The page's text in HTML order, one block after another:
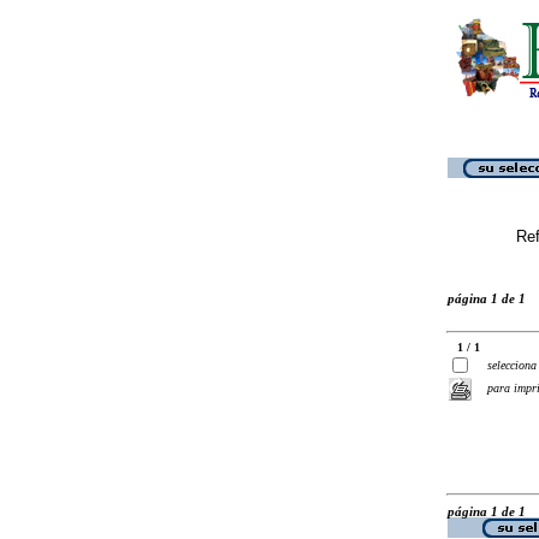
página 1 de 1
1 / 1
selecciona
para
página 1 de 1